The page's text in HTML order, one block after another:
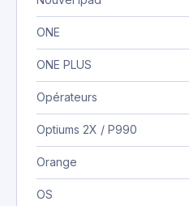
ONE
ONE PLUS
Opérateurs
Optiums 2X / P990
Orange
OS